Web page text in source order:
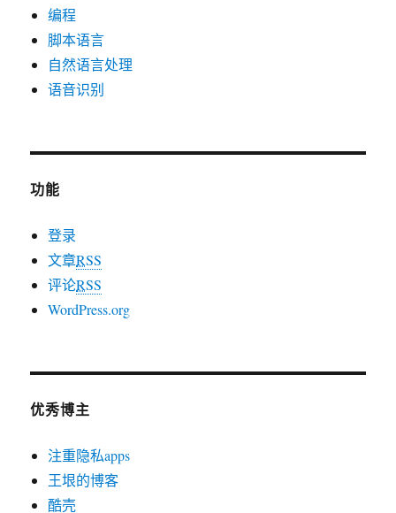
编程
脚本语言
自然语言处理
语音识别
功能
登录
文章RSS
评论RSS
WordPress.org
优秀博主
注重隐私apps
王垠的博客
酷壳